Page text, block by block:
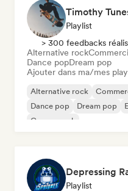
Timothy
Playlist
> 300 feedbacks
Alternative rock
Dance popDream pop
Ajouter dans ma/mes
Alternative rock
Dance pop
Dream pop
Garage rock
Depressing
Playlist